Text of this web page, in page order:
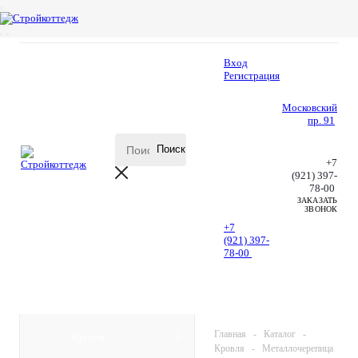
Вход
Регистрация
+7
(921) 397-
78-00
Московский
пр. 91
+7
(921) 397-
78-00
ЗАКАЗАТЬ
ЗВОНОК
Главная - Каталог
-
Кровля
- Металлочерепица